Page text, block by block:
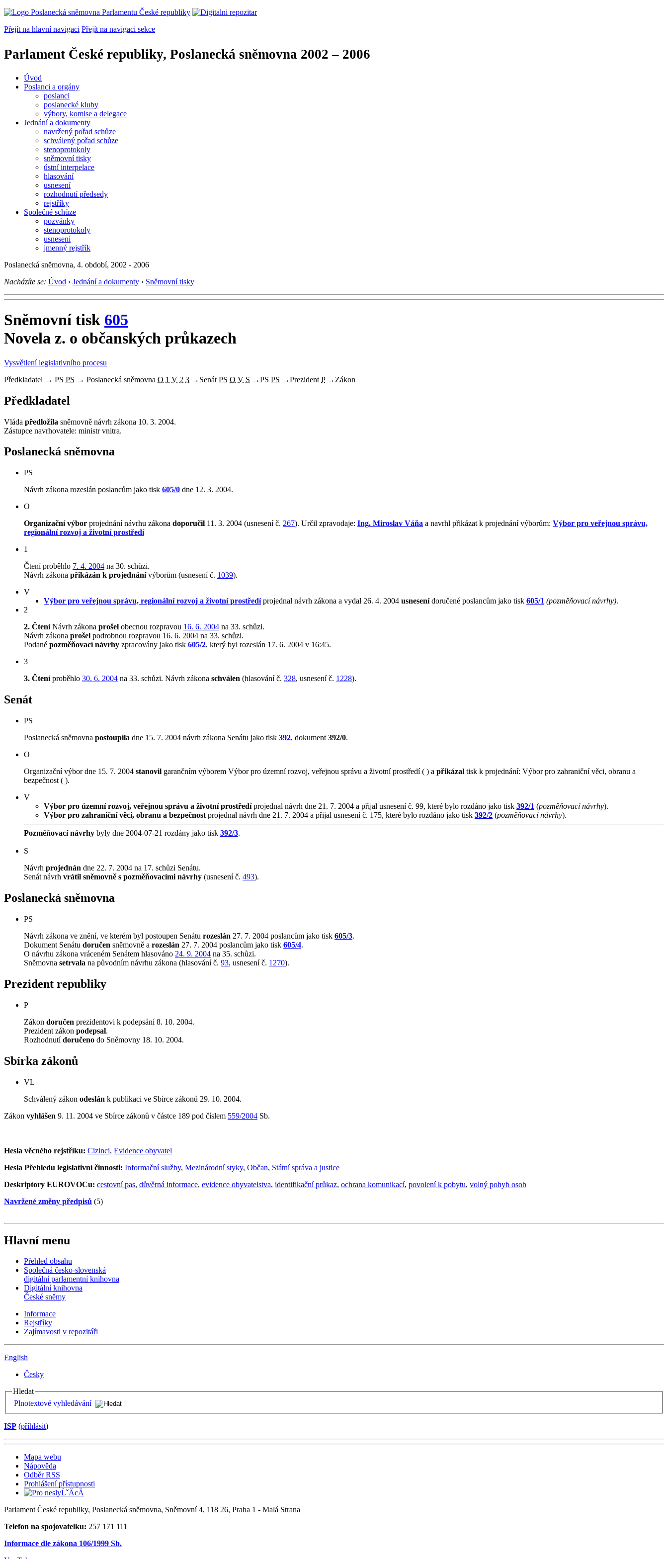
Přejít na hlavní navigaci Přejít na navigaci sekce
Parlament České republiky, Poslanecká sněmovna 2002 – 2006
Úvod
Poslanci a orgány
poslanci
poslanecké kluby
výbory, komise a delegace
Jednání a dokumenty
navržený pořad schůze
schválený pořad schůze
stenoprotokoly
sněmovní tisky
ústní interpelace
hlasování
usnesení
rozhodnutí předsedy
rejstříky
Společné schůze
pozvánky
stenoprotokoly
usnesení
jmenný rejstřík
Poslanecká sněmovna, 4. období, 2002 - 2006
Nacházíte se: Úvod › Jednání a dokumenty › Sněmovní tisky
Sněmovní tisk 605
Novela z. o občanských průkazech
Vysvětlení legislativního procesu
Předkladatel → PS PS → Poslanecká sněmovna O 1 V 2 3 → Senát PS O V S →PS PS →Prezident P → Zákon
Předkladatel
Vláda předložila sněmovně návrh zákona 10. 3. 2004.
Zástupce navrhovatele: ministr vnitra.
Poslanecká sněmovna
PS
Návrh zákona rozeslán poslancům jako tisk 605/0 dne 12. 3. 2004.
O
Organizační výbor projednání návrhu zákona doporučil 11. 3. 2004 (usnesení č. 267). Určil zpravodaje: Ing. Miroslav Váňa a navrhl přikázat k projednání výborům: Výbor pro veřejnou správu,
regionální rozvoj a životní prostředí
1
Čtení proběhlo 7. 4. 2004 na 30. schůzi.
Návrh zákona přikázán k projednánívýborům (usnesení č. 1039).
V
Výbor pro veřejnou správu, regionální rozvoj a životní prostředíprojednal návrh zákona a vydal 26. 4. 2004 usnesenídoručené poslancům jako tisk 605/1 (pozměňovací návrhy).
2
2. ČteníNávrh zákona prošel obecnou rozpravou 16. 6. 2004 na 33. schůzi.
Návrh zákona prošel podrobnou rozpravou 16. 6. 2004 na 33. schůzi.
Podané pozměňovací návrhy zpracovány jako tisk 605/2, který byl rozeslán 17. 6. 2004 v 16:45.
3
3. Čteníproběhlo 30. 6. 2004 na 33. schůzi. Návrh zákona schválen (hlasování č. 328, usnesení č. 1228).
Senát
PS
Poslanecká sněmovna postoupila dne 15. 7. 2004 návrh zákona Senátu jako tisk 392, dokument 392/0.
O
Organizační výbor dne 15. 7. 2004 stanovil garančním výborem Výbor pro územní rozvoj, veřejnou správu a životní prostředí ( ) a přikázal tisk k projednání: Výbor pro zahraniční věci, obranu a
bezpečnost ( ).
V
Výbor pro územní rozvoj, veřejnou správu a životní prostředíprojednal návrh dne 21. 7. 2004 a přijal usnesení č. 99, které bylo rozdáno jako tisk 392/1 (pozměňovací návrhy).
Výbor pro zahraniční věci, obranu a bezpečnost projednal návrh dne 21. 7. 2004 a přijal usnesení č. 175, které bylo rozdáno jako tisk 392/2 (pozměňovací návrhy).
Pozměňovací návrhy byly dne 2004-07-21 rozdány jako tisk 392/3.
S
Návrh projednán dne 22. 7. 2004 na 17. schůzi Senátu.
Senát návrh vrátil sněmovně s pozměňovacími návrhy (usnesení č. 493).
Poslanecká sněmovna
PS
Návrh zákona ve znění, ve kterém byl postoupen Senátu rozeslán 27. 7. 2004 poslancům jako tisk 605/3.
Dokument Senátu doručen sněmovně a rozeslán 27. 7. 2004 poslancům jako tisk 605/4.
O návrhu zákona vráceném Senátem hlasováno 24. 9. 2004 na 35. schůzi.
Sněmovna setrvala na původním návrhu zákona (hlasování č. 93, usnesení č. 1270).
Prezident republiky
P
Zákon doručen prezidentovi k podepsání 8. 10. 2004.
Prezident zákon podepsal.
Rozhodnutídoručeno do Sněmovny 18. 10. 2004.
Sbírka zákonů
VL
Schválený zákon odeslán k publikaci ve Sbírce zákonů 29. 10. 2004.
Zákon vyhlášen 9. 11. 2004 ve Sbírce zákonů v částce 189 pod číslem 559/2004 Sb.
Hesla věcného rejstříku: Cizinci, Evidence obyvatel
Hesla Přehledu legislativní činnosti: Informační služby, Mezinárodní styky, Občan, Státní správa a justice
Deskriptory EUROVOCu: cestovní pas, důvěrná informace, evidence obyvatelstva, identifikační průkaz, ochrana komunikací, povolení k pobytu, volný pohyb osob
Navržené změny předpisů (5)
Hlavní menu
Přehled obsahu
Společná česko-slovenská
digitální parlamentní knihovna
Digitální knihovna
České sněmy
Informace
Rejstříky
Zajímavosti v repozitáři
English
Česky
Hledat
Plnotextové vyhledávání
ISP (příhlásit)
Mapa webu
Nápověda
Odběr RSS
Prohlášení přístupnosti
Parlament České republiky, Poslanecká sněmovna, Sněmovní 4, 118 26, Praha 1 - Malá Strana
Telefon na spojovatelku: 257 171 111
Informace dle zákona 106/1999 Sb.